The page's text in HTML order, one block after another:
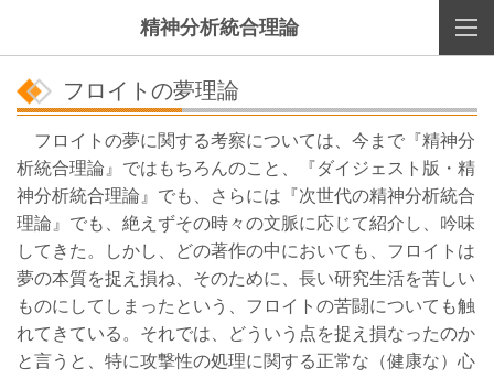
精神分析統合理論
フロイトの夢理論
フロイトの夢に関する考察については、今まで『精神分
析統合理論』ではもちろんのこと、『ダイジェスト版・精
神分析統合理論』でも、さらには『次世代の精神分析統合
理論』でも、絶えずその時々の文脈に応じて紹介し、吟味
してきた。しかし、どの著作の中においても、フロイトは
夢の本質を捉え損ね、そのために、長い研究生活を苦しい
ものにしてしまったという、フロイトの苦闘についても触
れてきている。それでは、どういう点を捉え損なったのか
と言うと、特に攻撃性の処理に関する正常な（健康な）心